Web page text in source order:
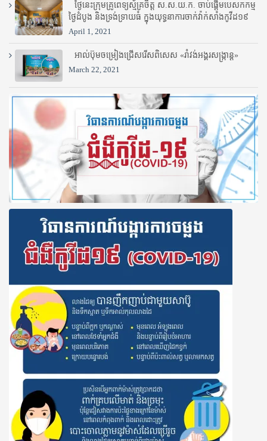
ថ្ងៃនេះក្រុមគ្រូពេទ្យស្ម័គ្រចិត្ត ស.ស.យ.ក. ចាប់ផ្តើមបេសកកម្ម
ថ្ងៃដំបូង និងទ្រង់ទ្រាយធំ ក្នុងយុទ្ធនាការចាក់វ៉ាក់សាំងកូវីដ១៩
April 1, 2021
អាល់ប៊ុមចម្រៀងជ្រើសរើសពិសេស «រាំវង់អង្គរសង្ក្រាន្ត»
March 22, 2021